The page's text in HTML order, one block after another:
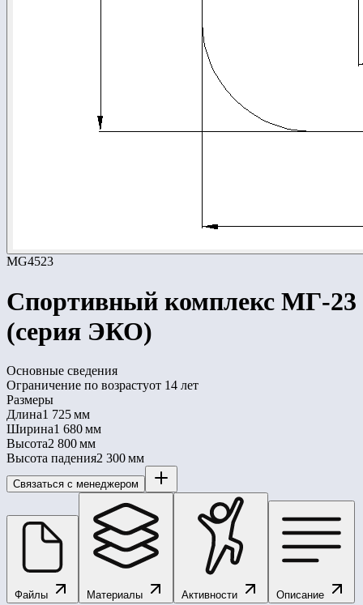
MG4523
Спортивный комплекс МГ-23
(серия ЭКО)
Основные сведения
Ограничение по возрастуот 14 лет
Размеры
Длина1 725 мм
Ширина1 680 мм
Высота2 800 мм
Высота падения2 300 мм
Связаться с менеджером
Файлы Материалы Активности Описание